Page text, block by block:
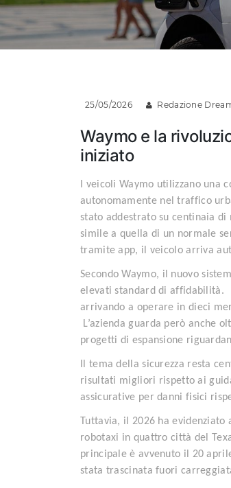
25/05/2026 Redazione
Waymo e la
iniziato
I veicoli Waymo utilizzano una
autonomamente nel traffico
stato addestrato su centinaia
simile a quella di un normale
tramite app, il veicolo arriva
Secondo Waymo, il nuovo
elevati standard di affidabilità.
arrivando a operare in dieci
L’azienda guarda però anche
progetti di espansione
Il tema della sicurezza resta
risultati migliori rispetto ai
assicurative per danni fisici
Tuttavia, il 2026 ha
robotaxi in quattro città del
principale è avvenuto il 20
stata trascinata fuori